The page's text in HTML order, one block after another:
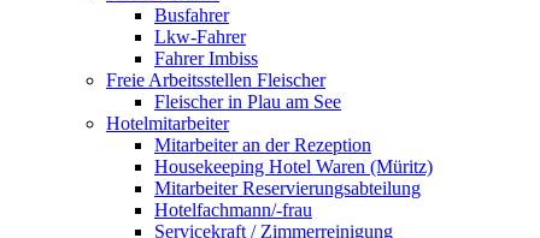
Busfahrer
Lkw-Fahrer
Fahrer Imbiss
Freie Arbeitsstellen Fleischer
Fleischer in Plau am See
Hotelmitarbeiter
Mitarbeiter an der Rezeption
Housekeeping Hotel Waren (Müritz)
Mitarbeiter Reservierungsabteilung
Hotelfachmann/-frau
Servicekraft / Zimmerreinigung